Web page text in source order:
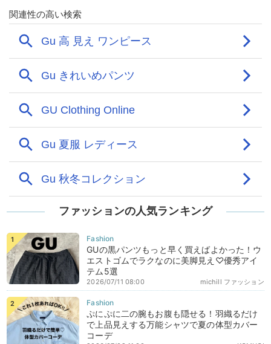
ファッションの人気ランキング
GUの黒パンツもっと早く買えばよかった！ウ
エストゴムでラクなのに美脚見え♡優秀アイ
テム5選
michill ファッション
2026/07/11 08:00
ぷにぷに二の腕もお腹も隠せる！羽織るだけ
で上品見えする万能シャツで夏の体型カバー
コーデ